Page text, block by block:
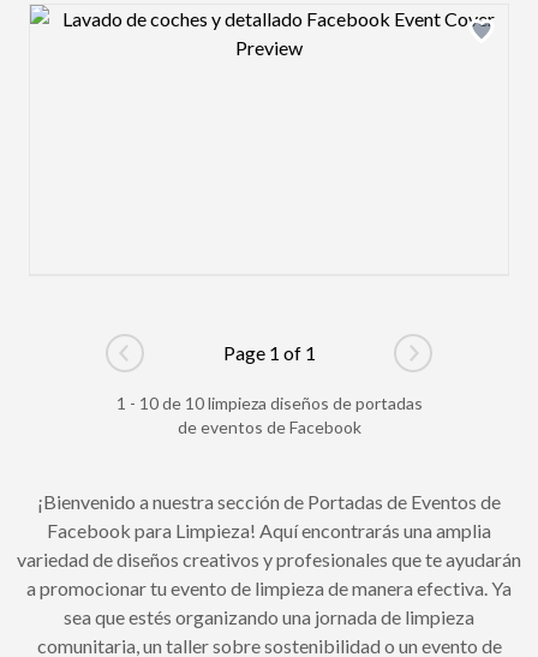
Design preview image
Go to previous page
Page 1 of 1
Go to next
1 - 10 de 10 limpieza diseños de portadas
de eventos de Facebook
¡Bienvenido a nuestra sección de Portadas de Eventos de
Facebook para Limpieza! Aquí encontrarás una amplia
variedad de diseños creativos y profesionales que te ayudarán
a promocionar tu evento de limpieza de manera efectiva. Ya
sea que estés organizando una jornada de limpieza
comunitaria, un taller sobre sostenibilidad o un evento de